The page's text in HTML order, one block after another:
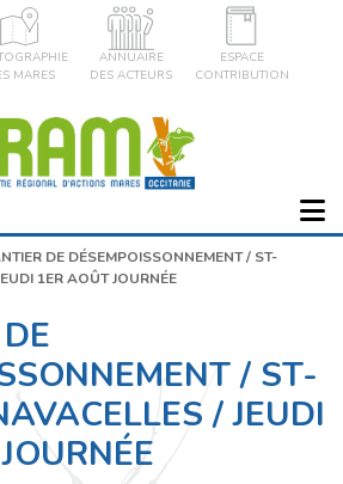
MARES
ANNUAIRE
DES ACTEURS
ESPACE
CONTRIBUTION
DE DÉSEMPOISSONNEMENT / ST-
1ER AOÛT JOURNÉE
/ ST-
/ JEUDI